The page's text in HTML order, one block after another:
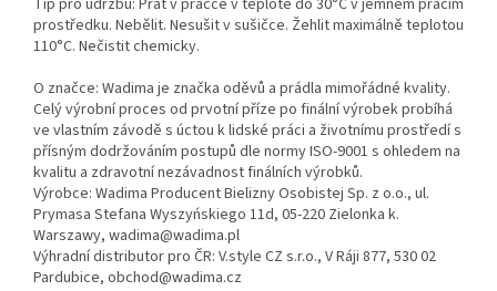
Tip pro údržbu: Prát v pračce v teplotě do 30°C v jemném pracím
prostředku. Nebělit. Nesušit v sušičce. Žehlit maximálně teplotou
110°C. Nečistit chemicky.
O značce: Wadima je značka oděvů a prádla mimořádné kvality.
Celý výrobní proces od prvotní příze po finální výrobek probíhá
ve vlastním závodě s úctou k lidské práci a životnímu prostředí s
přísným dodržováním postupů dle normy ISO-9001 s ohledem na
kvalitu a zdravotní nezávadnost finálních výrobků.
Výrobce: Wadima Producent Bielizny Osobistej Sp. z o.o., ul.
Prymasa Stefana Wyszyńskiego 11d, 05-220 Zielonka k.
Warszawy, wadima@wadima.pl
Výhradní distributor pro ČR: V.style CZ s.r.o., V Ráji 877, 530 02
Pardubice, obchod@wadima.cz